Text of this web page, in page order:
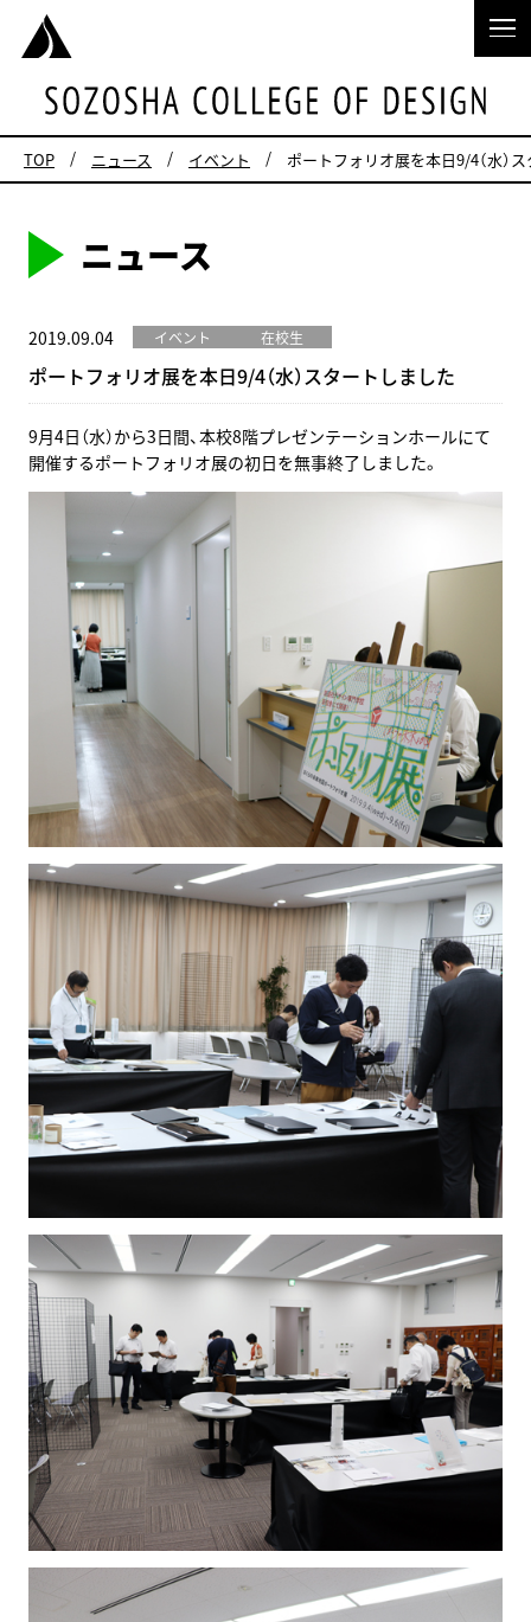
TOP ニュース イベント ポートフォリオ展を本日9/4（水）
ニュース
2019.09.04 イベント 在校生
ポートフォリオ展を本日9/4（水）スタートしました
9月4日（水）から3日間、本校8階プレゼンテーションホールにて
開催するポートフォリオ展の初日を無事終了しました。